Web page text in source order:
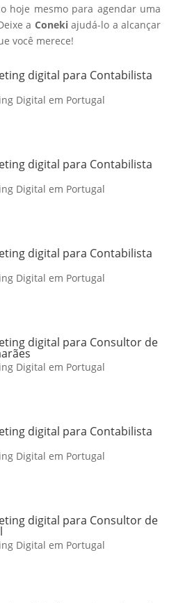
hoje mesmo para agendar uma
a Conekiajudá-lo a alcançar
você merece!
digital para Contabilista
Digital em Portugal
digital para Contabilista
Digital em Portugal
digital para Contabilista
Digital em Portugal
digital para Consultor de
Digital em Portugal
digital para Contabilista
Digital em Portugal
digital para Consultor de
Digital em Portugal